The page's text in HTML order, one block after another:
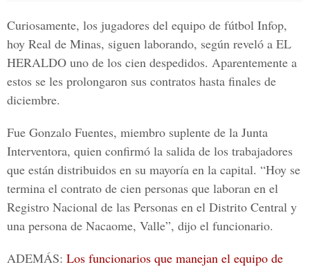
Curiosamente, los jugadores del equipo de fútbol Infop,
hoy Real de Minas, siguen laborando, según reveló a EL
HERALDO uno de los cien despedidos. Aparentemente a
estos se les prolongaron sus contratos hasta finales de
diciembre.
Fue Gonzalo Fuentes, miembro suplente de la Junta
Interventora, quien confirmó la salida de los trabajadores
que están distribuidos en su mayoría en la capital. “Hoy se
termina el contrato de cien personas que laboran en el
Registro Nacional de las Personas en el Distrito Central y
una persona de Nacaome, Valle”, dijo el funcionario.
ADEMÁS: Los funcionarios que manejan el equipo de